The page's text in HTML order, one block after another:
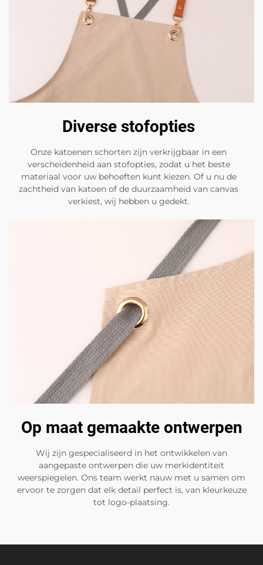
Diverse stofopties
Onze katoenen schorten zijn verkrijgbaar in een
verscheidenheid aan stofopties, zodat u het beste
materiaal voor uw behoeften kunt kiezen. Of u nu de
zachtheid van katoen of de duurzaamheid van canvas
verkiest, wij hebben u gedekt.
Op maat gemaakte ontwerpen
Wij zijn gespecialiseerd in het ontwikkelen van
aangepaste ontwerpen die uw merkidentiteit
weerspiegelen. Ons team werkt nauw met u samen om
ervoor te zorgen dat elk detail perfect is, van kleurkeuze
tot logo-plaatsing.